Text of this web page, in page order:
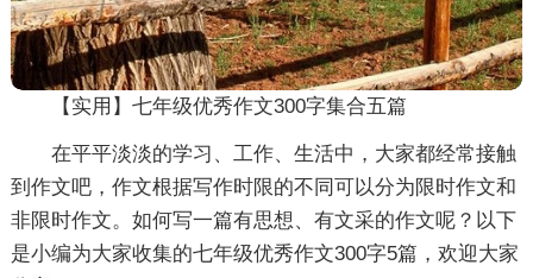
【实用】七年级优秀作文300字集合五篇
在平平淡淡的学习、工作、生活中，大家都经常接触
到作文吧，作文根据写作时限的不同可以分为限时作文和
非限时作文。如何写一篇有思想、有文采的作文呢？以下
是小编为大家收集的七年级优秀作文300字5篇，欢迎大家